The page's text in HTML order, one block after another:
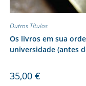
Outros Títulos
Os livros em sua
universidade (antes
35,00 €